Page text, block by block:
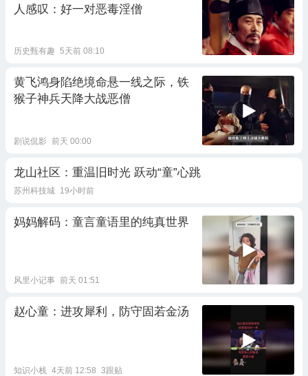
人感叹：好一对恶毒淫僧
历史甄有趣 5天前 08:10
黄飞鸿身陷绝境命悬一线之际，铁
猴子神兵天降大战恶僧
剧说侃影 前天 00:00
龙山社区：重温旧时光 跃动“童”心跳
苏州科技城 19小时前
妈妈解码：童言童语里的纯真世界
风里小记事 前天 01:51
赵心童：进攻犀利，防守固若金汤
知识小栈 4天前 12:58 3跟贴